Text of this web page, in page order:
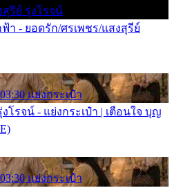
สุรีย์ รุ่งโรจน์
า - ยอดรัก/ศรเพชร/แสงสุรีย์
แย่งกระเป๋า
โรจน์ - แย่งกระเป๋า | เตือนใจ บุญ
แย่งกระเป๋า